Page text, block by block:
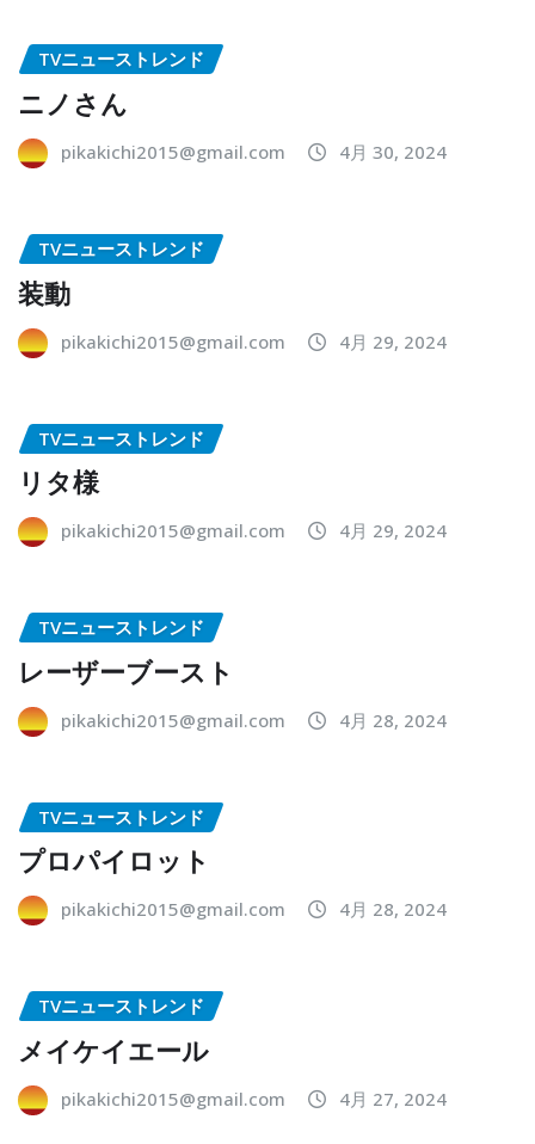
TVニューストレンド
ニノさん
pikakichi2015@gmail.com 4月 30, 2024
TVニューストレンド
装動
pikakichi2015@gmail.com 4月 29, 2024
TVニューストレンド
リタ様
pikakichi2015@gmail.com 4月 29, 2024
TVニューストレンド
レーザーブースト
pikakichi2015@gmail.com 4月 28, 2024
TVニューストレンド
プロパイロット
pikakichi2015@gmail.com 4月 28, 2024
TVニューストレンド
メイケイエール
pikakichi2015@gmail.com 4月 27, 2024